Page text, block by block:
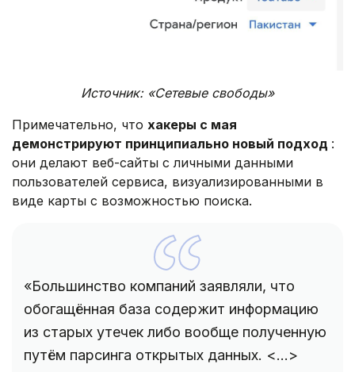
Источник: «Сетевые свободы»
Примечательно, что хакеры с мая
демонстрируют принципиально новый подход :
они делают веб-сайты с личными данными
пользователей сервиса, визуализированными в
виде карты с возможностью поиска.
«Большинство компаний заявляли, что
обогащённая база содержит информацию
из старых утечек либо вообще полученную
путём парсинга открытых данных. <...>